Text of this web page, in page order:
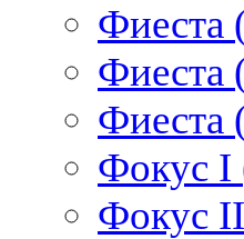
Фиеста
Фиеста
Фиеста
Фокус I
Фокус